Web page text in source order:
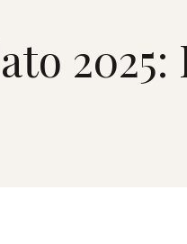
2025: